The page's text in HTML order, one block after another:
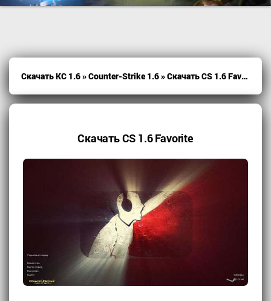
Скачать КС 1.6»Counter-Strike 1.6» Скачать CS 1.6 Favorite
Скачать CS 1.6 Favorite